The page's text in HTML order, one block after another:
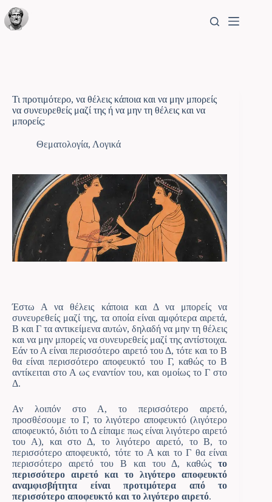
Τι προτιμότερο, να θέλεις κάποια και να μην μπορείς
να συνευρεθείς μαζί της ή να μην τη θέλεις και να
μπορείς;
Θεματολογία, Λογικά
Έστω Α να θέλεις κάποια και Δ να μπορείς να
συνευρεθείς μαζί της, τα οποία είναι αμφότερα αιρετά,
Β και Γ τα αντικείμενα αυτών, δηλαδή να μην τη θέλεις
και να μην μπορείς να συνευρεθείς μαζί της αντίστοιχα.
Εάν το Α είναι περισσότερο αιρετό του Δ, τότε και το Β
θα είναι περισσότερο αποφευκτό του Γ, καθώς το Β
αντίκειται στο Α ως εναντίον του, και ομοίως το Γ στο
Δ.
Αν λοιπόν στο Α, το περισσότερο αιρετό,
προσθέσουμε το Γ, το λιγότερο αποφευκτό (λιγότερο
αποφευκτό, διότι το Δ είπαμε πως είναι λιγότερο αιρετό
του Α), και στο Δ, το λιγότερο αιρετό, το Β, το
περισσότερο αποφευκτό, τότε το Α και το Γ θα είναι
περισσότερο αιρετό του Β και του Δ, καθώςτο
περισσότερο αιρετό και το λιγότερο αποφευκτό
αναμφισβήτητα είναι προτιμότερα από το
περισσότερο αποφευκτό και το λιγότερο αιρετό.